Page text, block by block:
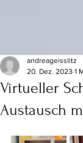
Virtueller
Austausch
andreageisslitz
20. Dez. 2023 1